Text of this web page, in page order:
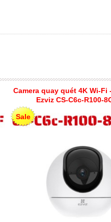
Camera quay quét 4K Wi-Fi
Ezviz CS-C6c-R100-
Sale